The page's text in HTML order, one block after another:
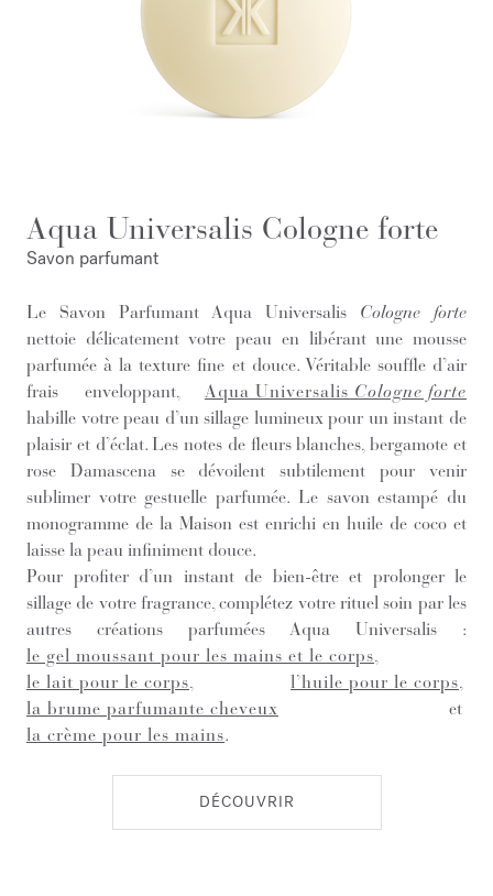
Aqua Universalis Cologne forte
Savon parfumant
Le Savon Parfumant Aqua Universalis Cologne forte
nettoie délicatement votre peau en libérant une mousse
parfumée à la texture fine et douce. Véritable souffle d’air
frais enveloppant, Aqua Universalis Cologne forte
habille votre peau d’un sillage lumineux pour un instant de
plaisir et d’éclat. Les notes de fleurs blanches, bergamote et
rose Damascena se dévoilent subtilement pour venir
sublimer votre gestuelle parfumée. Le savon estampé du
monogramme de la Maison est enrichi en huile de coco et
laisse la peau infiniment douce.
Pour profiter d’un instant de bien-être et prolonger le
sillage de votre fragrance, complétez votre rituel soin par les
autres créations parfumées Aqua Universalis :
le gel moussant pour les mains et le corps
le lait pour le corps
l’huile pour le corps
la brume parfumante cheveux
et
la crème pour les mains.
DÉCOUVRIR